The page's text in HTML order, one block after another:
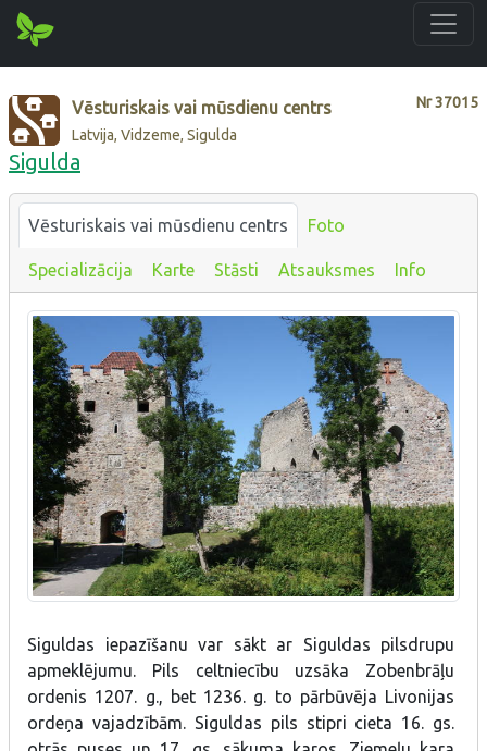
Nr37015
Vēsturiskais vai mūsdienu centrs
Latvija, Vidzeme, Sigulda
Sigulda
Vēsturiskais vai mūsdienu centrs Foto
Specializācija Karte Stāsti Atsauksmes Info
Siguldas iepazīšanu var sākt ar Siguldas pilsdrupu
apmeklējumu. Pils celtniecību uzsāka Zobenbrāļu
ordenis 1207. g., bet 1236. g. to pārbūvēja Livonijas
ordeņa vajadzībām. Siguldas pils stipri cieta 16. gs.